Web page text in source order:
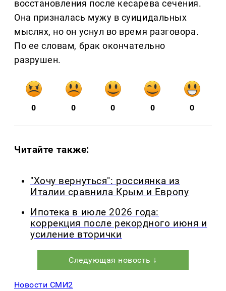
восстановления после кесарева сечения.
Она призналась мужу в суицидальных
мыслях, но он уснул во время разговора.
По ее словам, брак окончательно
разрушен.
0 0 0 0 0
Читайте также:
"Хочу вернуться": россиянка из
Италии сравнила Крым и Европу
Ипотека в июле 2026 года:
коррекция после рекордного июня и
усиление вторички
Следующая новость ↓
Новости СМИ2